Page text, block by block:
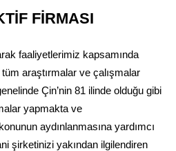
FİRMASI
faaliyetlerimiz kapsamında
araştırmalar ve çalışmalar
Çin’nin 81 ilinde olduğu gibi
yapmakta ve
aydınlanmasına yardımcı
şirketinizi yakından ilgilendiren